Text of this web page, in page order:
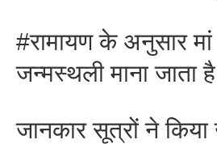
#रामायण के अनुसार
जन्मस्थली माना जाता
जानकार सूत्रों ने